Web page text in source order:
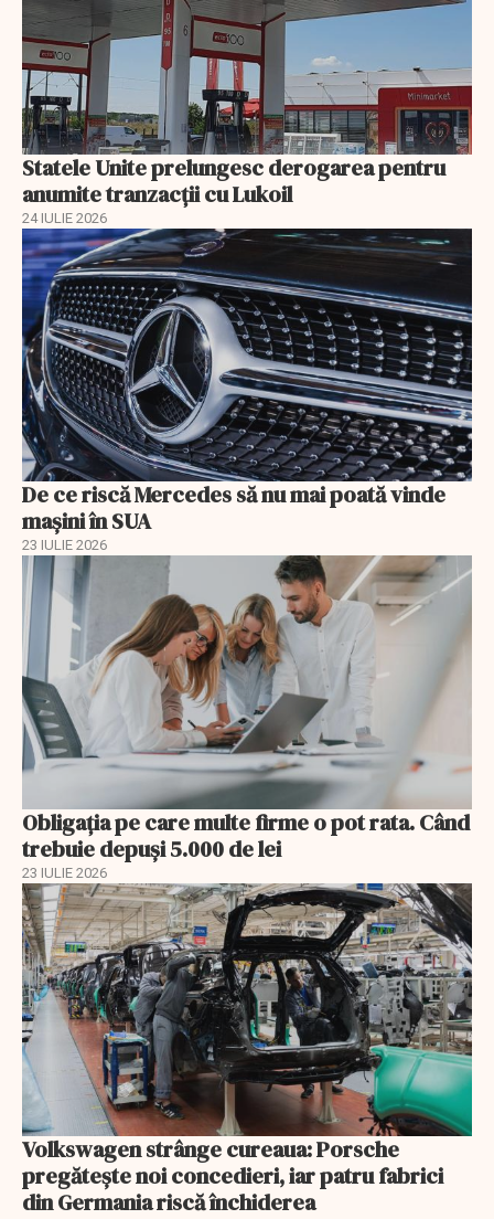
Statele Unite prelungesc derogarea pentru
anumite tranzacții cu Lukoil
24 IULIE 2026
De ce riscă Mercedes să nu mai poată vinde
mașini în SUA
23 IULIE 2026
Obligația pe care multe firme o pot rata. Când
trebuie depuși 5.000 de lei
23 IULIE 2026
Volkswagen strânge cureaua: Porsche
pregătește noi concedieri, iar patru fabrici
din Germania riscă închiderea